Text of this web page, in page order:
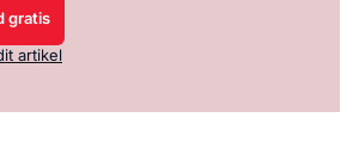
gratis
artikel